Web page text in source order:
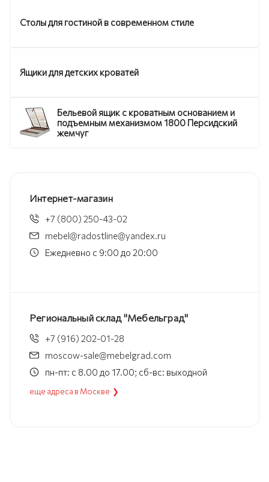
Столы для гостиной в современном стиле
Ящики для детских кроватей
Бельевой ящик с кроватным основанием и
подъемным механизмом 1800 Персидский
жемчуг
Интернет-магазин
+7 (800) 250-43-02
mebel@radostline@yandex.ru
Ежедневно с 9:00 до 20:00
Региональный склад "Мебельград"
+7 (916) 202-01-28
moscow-sale@mebelgrad.com
пн-пт: с 8.00 до 17.00; сб-вс: выходной
еще адреса в Москве ❯